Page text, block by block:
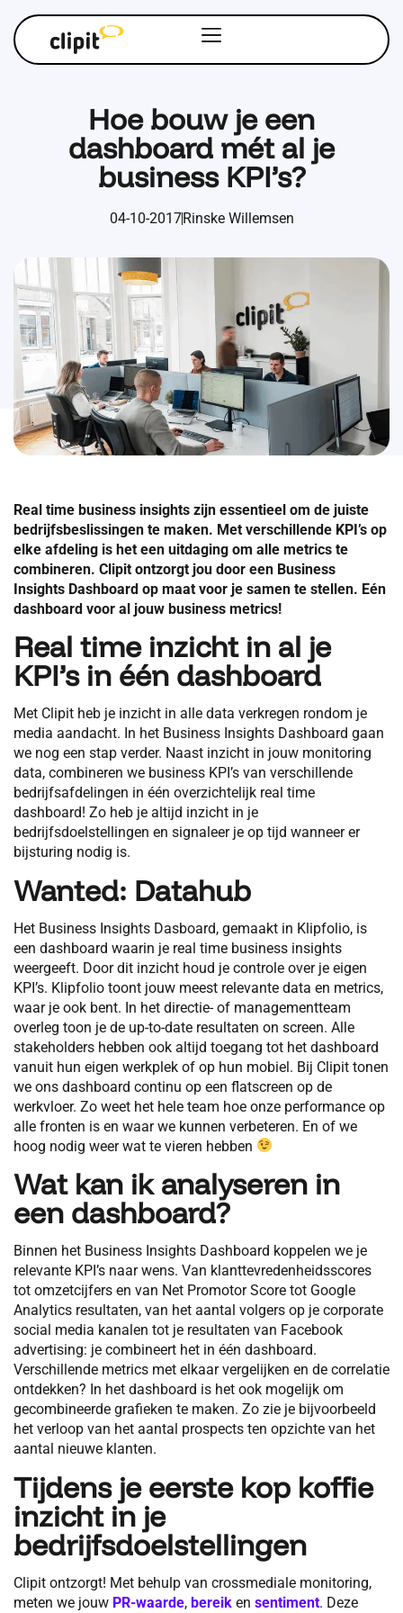
Hoe bouw je een
dashboard mét al je
business KPI’s?
04-10-2017Rinske Willemsen
Real time business insights zijn essentieel om de juiste
bedrijfsbeslissingen te maken. Met verschillende KPI’s op
elke afdeling is het een uitdaging om alle metrics te
combineren. Clipit ontzorgt jou door een Business
Insights Dashboard op maat voor je samen te stellen. Eén
dashboard voor al jouw business metrics!
Real time inzicht in al je
KPI’s in één dashboard
Met Clipit heb je inzicht in alle data verkregen rondom je
media aandacht. In het Business Insights Dashboard gaan
we nog een stap verder. Naast inzicht in jouw monitoring
data, combineren we business KPI’s van verschillende
bedrijfsafdelingen in één overzichtelijk real time
dashboard! Zo heb je altijd inzicht in je
bedrijfsdoelstellingen en signaleer je op tijd wanneer er
bijsturing nodig is.
Wanted: Datahub
Het Business Insights Dasboard, gemaakt in Klipfolio, is
een dashboard waarin je real time business insights
weergeeft. Door dit inzicht houd je controle over je eigen
KPI’s. Klipfolio toont jouw meest relevante data en metrics,
waar je ook bent. In het directie- of managementteam
overleg toon je de up-to-date resultaten on screen. Alle
stakeholders hebben ook altijd toegang tot het dashboard
vanuit hun eigen werkplek of op hun mobiel. Bij Clipit tonen
we ons dashboard continu op een flatscreen op de
werkvloer. Zo weet het hele team hoe onze performance op
alle fronten is en waar we kunnen verbeteren. En of we
hoog nodig weer wat te vieren hebben
Wat kan ik analyseren in
een dashboard?
Binnen het Business Insights Dashboard koppelen we je
relevante KPI’s naar wens. Van klanttevredenheidsscores
tot omzetcijfers en van Net Promotor Score tot Google
Analytics resultaten, van het aantal volgers op je corporate
social media kanalen tot je resultaten van Facebook
advertising: je combineert het in één dashboard.
Verschillende metrics met elkaar vergelijken en de correlatie
ontdekken? In het dashboard is het ook mogelijk om
gecombineerde grafieken te maken. Zo zie je bijvoorbeeld
het verloop van het aantal prospects ten opzichte van het
aantal nieuwe klanten.
Tijdens je eerste kop koffie
inzicht in je
bedrijfsdoelstellingen
Clipit ontzorgt! Met behulp van crossmediale monitoring,
meten we jouw PR-waarde, bereik en sentiment. Deze